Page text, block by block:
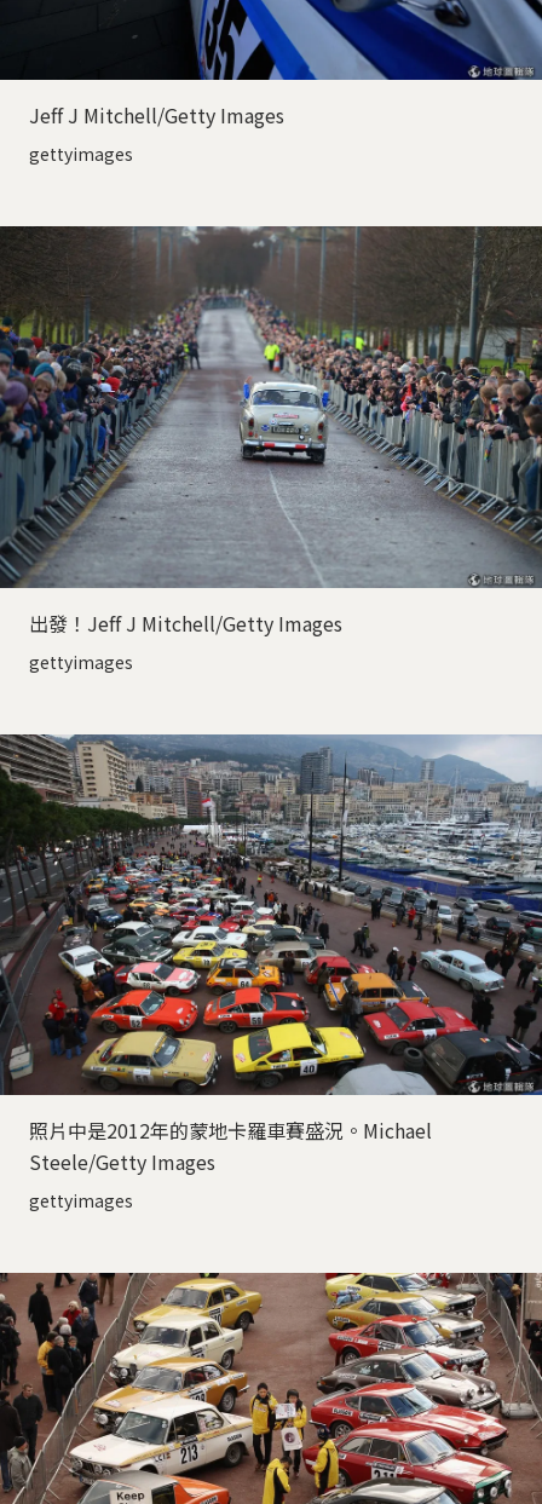
Jeff J Mitchell/Getty Images
gettyimages
出發！Jeff J Mitchell/Getty Images
gettyimages
照片中是2012年的蒙地卡羅車賽盛況。Michael
Steele/Getty Images
gettyimages